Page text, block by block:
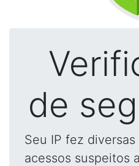
de
Seu IP fez
acessos suspeitos